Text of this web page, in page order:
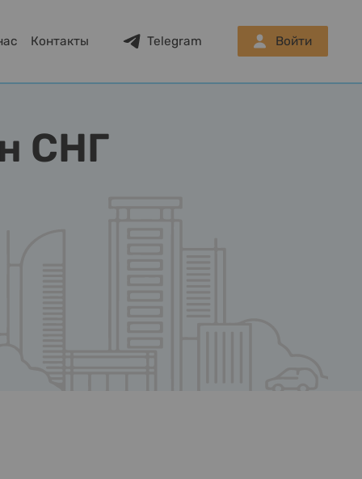
Контакты Telegram Войти
СНГ